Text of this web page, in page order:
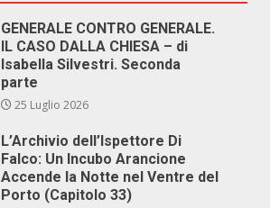
GENERALE CONTRO GENERALE.
IL CASO DALLA CHIESA – di
Isabella Silvestri. Seconda
parte
25 Luglio 2026
L’Archivio dell’Ispettore Di
Falco: Un Incubo Arancione
Accende la Notte nel Ventre del
Porto (Capitolo 33)